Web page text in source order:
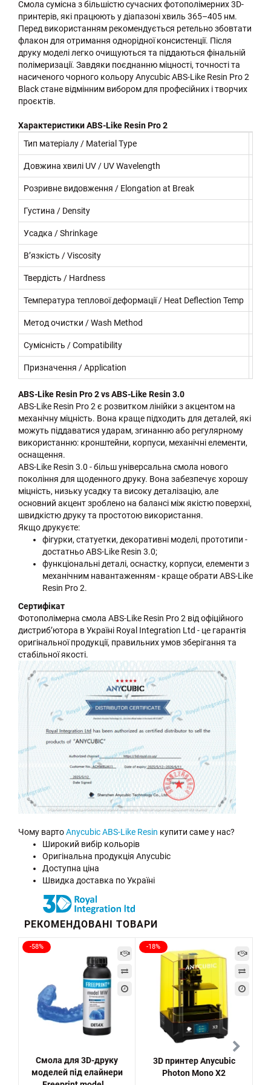
Смола сумісна з більшістю сучасних фотополімерних 3D-
принтерів, які працюють у діапазоні хвиль 365–405 нм.
Перед використанням рекомендується ретельно збовтати
флакон для отримання однорідної консистенції. Після
друку моделі легко очищуються та піддаються фінальній
полімеризації. Завдяки поєднанню міцності, точності та
насиченого чорного кольору Anycubic ABS-Like Resin Pro 2
Black стане відмінним вибором для професійних і творчих
проєктів.
Характеристики ABS-Like Resin Pro 2
Тип матеріалу / Material Type
Довжина хвилі UV / UV Wavelength
Розривне видовження / Elongation at Break
Густина / Density
Усадка / Shrinkage
В’язкість / Viscosity
Твердість / Hardness
Температура теплової деформації / Heat Deflection Temp
Метод очистки / Wash Method
Сумісність / Compatibility
Призначення / Application
ABS-Like Resin Pro 2 vs ABS-Like Resin 3.0
ABS-Like Resin Pro 2 є розвитком лінійки з акцентом на
механічну міцність. Вона краще підходить для деталей, які
можуть піддаватися ударам, згинанню або регулярному
використанню: кронштейни, корпуси, механічні елементи,
оснащення.
ABS-Like Resin 3.0 - більш універсальна смола нового
покоління для щоденного друку. Вона забезпечує хорошу
міцність, низьку усадку та високу деталізацію, але
основний акцент зроблено на балансі між якістю поверхні,
швидкістю друку та простотою використання.
Якщо друкуєте:
фігурки, статуетки, декоративні моделі, прототипи -
достатньо ABS-Like Resin 3.0;
функціональні деталі, оснастку, корпуси, елементи з
механічним навантаженням - краще обрати ABS-Like
Resin Pro 2.
Сертифікат
Фотополімерна смола ABS-Like Resin Pro 2 від офіційного
дистриб’ютора в Україні Royal Integration Ltd - це гарантія
оригінальної продукції, правильних умов зберігання та
стабільної якості.
Чому вартоAnycubic ABS-Like Resin купити саме у нас?
Широкий вибір кольорів
Оригінальна продукція Anycubic
Доступна ціна
Швидка доставка по Україні
РЕКОМЕНДОВАНІ ТОВАРИ
-58%
Смола для 3D-друку
моделей під елайнери
-18%
3D принтер Anycubic
Photon Mono X2